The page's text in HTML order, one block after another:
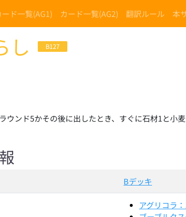
ード一覧(AG1) カード一覧(AG2) 翻訳ルール 本
し B127
ウンド5かその後に出したとき、すぐに石材1と小
Bデッキ
アグリコラ